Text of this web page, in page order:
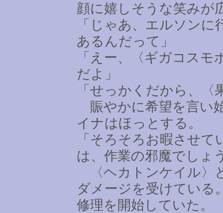
顔に嬉しそうな笑みが
「じゃあ、エルソン
あるんだって」
「えー、〈ギガコス
だよ」
「せっかくだから、
賑やかに希望を言い
イナはほっとする。
「そろそろお暇させ
は、作業の邪魔でしょ
〈ヘカトンケイル〉
ダメージを受けている
修理を開始していた。